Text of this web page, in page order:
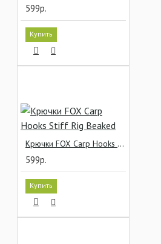
599р.
Купить
Крючки FOX Carp Hooks Stiff Rig Beaked
599р.
Купить